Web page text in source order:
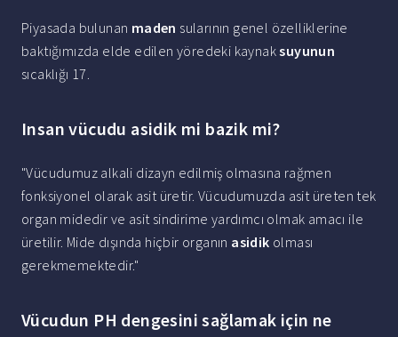
Piyasada bulunan maden sularının genel özelliklerine
baktığımızda elde edilen yöredeki kaynaksuyunun
sıcaklığı 17.
Insan vücudu asidik mi bazik mi?
"Vücudumuz alkali dizayn edilmiş olmasına rağmen
fonksiyonel olarak asit üretir. Vücudumuzda asit üreten tek
organ midedir ve asit sindirime yardımcı olmak amacı ile
üretilir. Mide dışında hiçbir organın asidik olması
gerekmemektedir."
Vücudun PH dengesini sağlamak için ne